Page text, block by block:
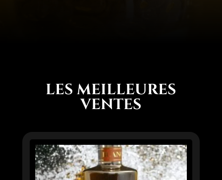
LES MEILLEURES
VENTES